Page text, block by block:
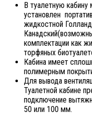
В туалетную
установлен
жидкостной
комплектации как
торфяных
Кабина имеет
полимерным
Для вывода
Туалетной кабине
подключение
50 или 100 мм.